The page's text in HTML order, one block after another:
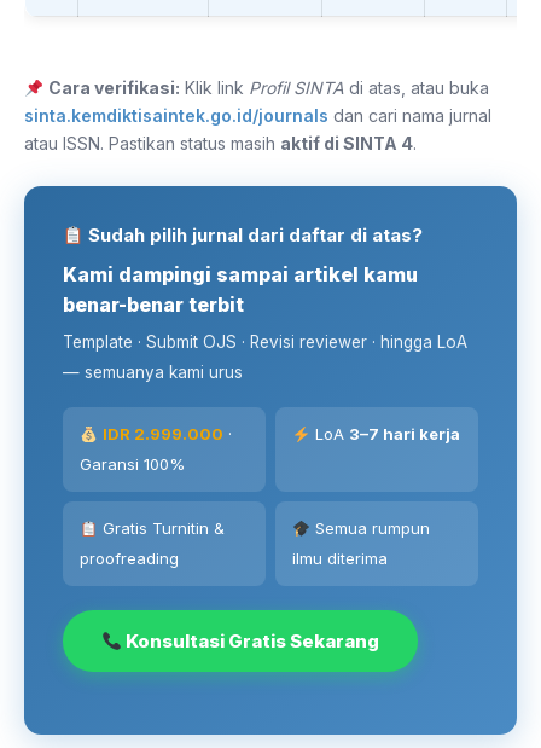
Cara verifikasi: Klik link Profil SINTAdi atas, atau buka
sinta.kemdiktisaintek.go.id/journals dan cari nama jurnal
atau ISSN. Pastikan status masih aktif di SINTA 4.
Sudah pilih jurnal dari daftar di atas?
Kami dampingi sampai artikel kamu
benar-benar terbit
Template · Submit OJS · Revisi reviewer · hingga LoA
— semuanya kami urus
IDR 2.999.000 ·
Garansi 100%
LoA 3–7 hari kerja
Gratis Turnitin &
proofreading
Semua rumpun
ilmu diterima
Konsultasi Gratis Sekarang